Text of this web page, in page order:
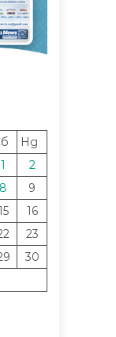
Нд
1
2
8
9
16
23
30